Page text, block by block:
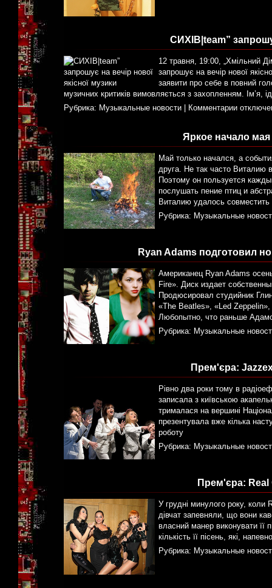
СИХІВ|team”
12 травня, 19:00, „Хмільний
запрошує на вечір нової
заявити про себе в повний
музичних критиків вимовляється з захопленням.
Рубрика: Музыкальные новости Комментарии
Яркое начало
Май только начался, а
друга. Не так часто Виталию
Поэтому он пользуется
послушать пение птиц и
Виталию удалось
Рубрика: Музыкальные
Ryan Adams подготовил
Американец Ryan Adams
Fire». Диск издает
Продюсировал студийник
«The Beatles», «Led
Любопытно, что раньше
Рубрика: Музыкальные
Прем'єра:
Рівно два роки тому в
записала з київською
трималася на вершині
презентувала вже кілька
роботу
Рубрика: Музыкальные
Прем'єра:
У грудні минулого року, коли
дівчат запевняли, що вони
власний манер виконувати її
кількість її пісень, які,
Рубрика: Музыкальные